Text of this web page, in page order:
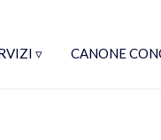
▿ CANONE